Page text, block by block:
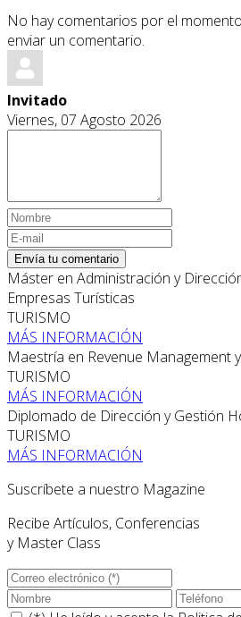
No hay comentarios por el
enviar un comentario.
Invitado
Viernes, 07 Agosto 2026
Envía tu comentario
Máster en Administración y
Empresas Turísticas
TURISMO
MÁS INFORMACIÓN
Maestría en Revenue Management
TURISMO
MÁS INFORMACIÓN
Diplomado de Dirección y Gestión
TURISMO
MÁS INFORMACIÓN
Suscríbete a nuestro Magazine
Recibe Artículos, Conferencias
y Master Class